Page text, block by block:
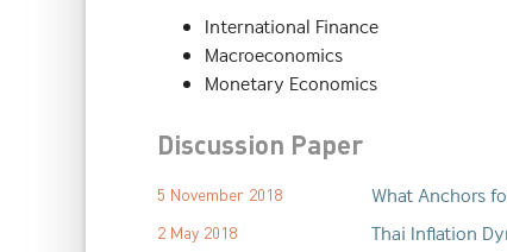
International Finance
Macroeconomics
Monetary Economics
Discussion Paper
5 November 2018 What Anchors
2 May 2018 Thai Inflation